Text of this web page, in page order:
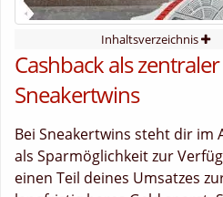
Inhaltsverzeichnis
Cashback als
Sneakertwins
Bei Sneakertwins steht dir im
als Sparmöglichkeit zur
einen Teil deines Umsatzes